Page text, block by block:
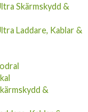
Laddare, Kablar &
&
Kablar &